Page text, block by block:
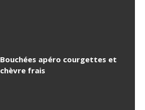
Bouchées apéro courgettes et
chèvre frais